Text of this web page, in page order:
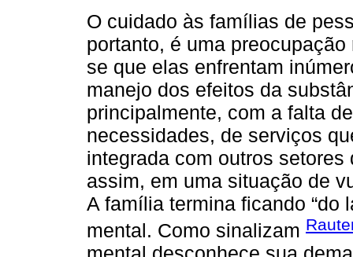
O cuidado às famílias de
portanto, é uma
se que elas enfrentam
manejo dos efeitos da
principalmente, com a falta
necessidades, de serviços
integrada com outros
assim, em uma situação de
A família termina ficando “do
mental. Como sinalizam